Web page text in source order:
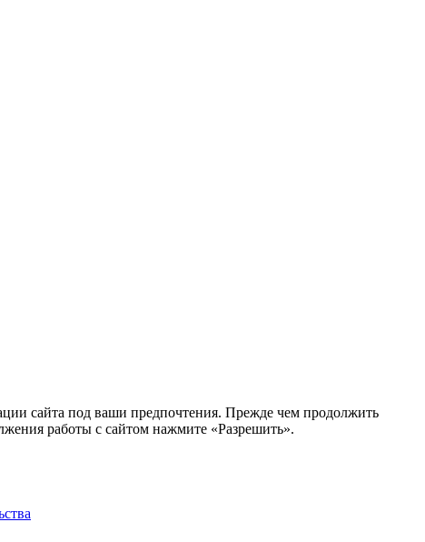
сайта под ваши предпочтения. Прежде чем продолжить
работы с сайтом нажмите «Разрешить».